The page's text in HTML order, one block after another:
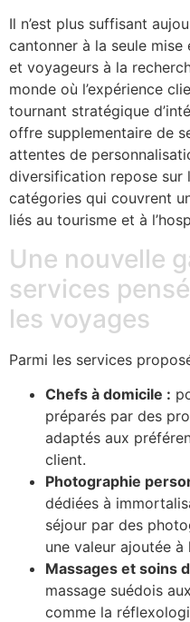
Il n’est plus suffisant
cantonner à la seule
et voyageurs à la
monde où l’expérience
tournant stratégique
offre supplementaire de
attentes de
diversification repose sur
catégories qui couvrent
liés au tourisme et à
Une nouvelle
services
les voyages
Parmi les services
Chefs à domicile :
préparés par des
adaptés aux
client.
Photographie
dédiées à
séjour par des
une valeur ajoutée à
Massages et soins
massage suédois
comme la